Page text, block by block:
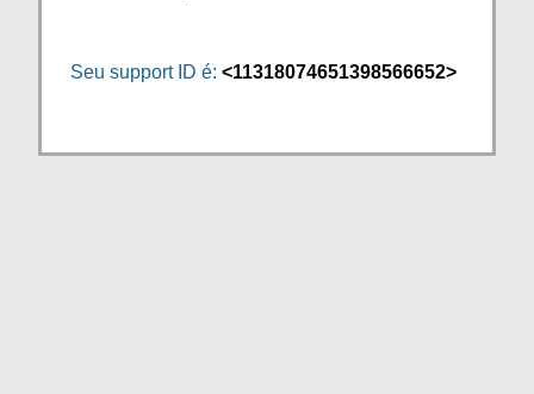
Seu support ID é: <11318074651398566652>